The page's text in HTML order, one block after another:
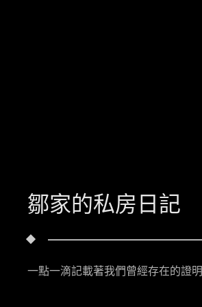
鄒家的私房日記
一點一滴記載著我們曾經存在的證明